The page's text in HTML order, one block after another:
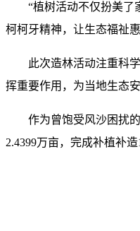
“植树活动不仅扮美了
柯柯牙精神，让生态福祉
此次造林活动注重科
挥重要作用，为当地生态
作为曾饱受风沙困扰
2.4399万亩，完成补植补